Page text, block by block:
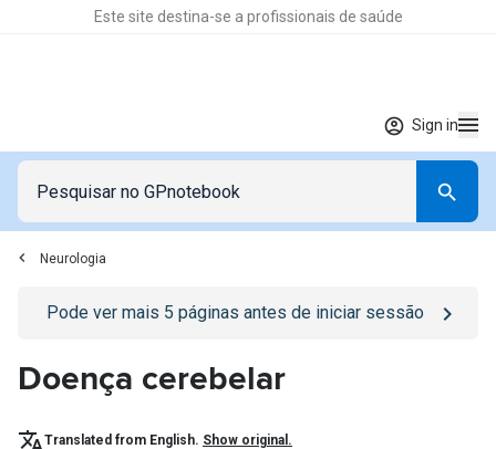
Este site destina-se a profissionais de saúde
Sign in
Neurologia
Go to/sign-inpage
Pode ver mais 5 páginas antes de iniciar sessão
Doença cerebelar
Translated from English. Show original.